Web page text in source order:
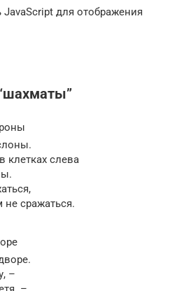
для отображения
клетках слева
не сражаться.
–